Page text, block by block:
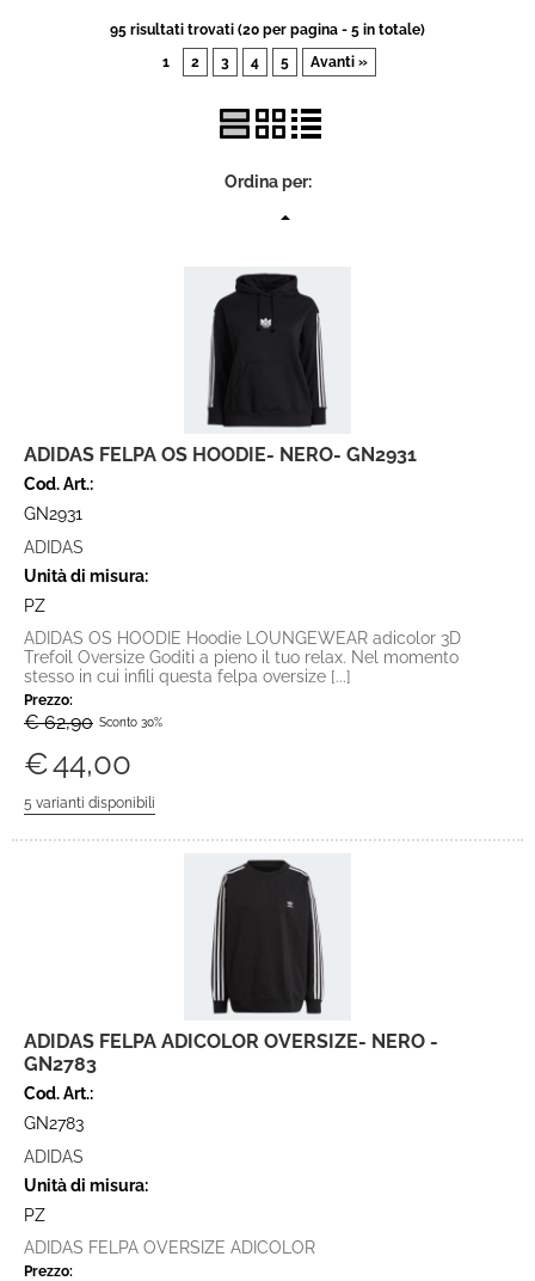
Brand
Contatti
95 risultati trovati (20 per pagina - 5 in totale)
1
2 3 4 5 Avanti »
Ordina per:
ADIDAS FELPA OS HOODIE- NERO- GN2931
Cod. Art.:
GN2931
ADIDAS
Unità di misura:
PZ
ADIDAS OS HOODIE Hoodie LOUNGEWEAR adicolor 3D
Trefoil Oversize Goditi a pieno il tuo relax. Nel momento
stesso in cui infili questa felpa oversize [...]
Prezzo:
€ 62,90 Sconto 30%
€44,00
ADIDAS FELPA ADICOLOR OVERSIZE- NERO -
GN2783
Cod. Art.:
GN2783
ADIDAS
Unità di misura:
PZ
ADIDAS FELPA OVERSIZE ADICOLOR
Prezzo: